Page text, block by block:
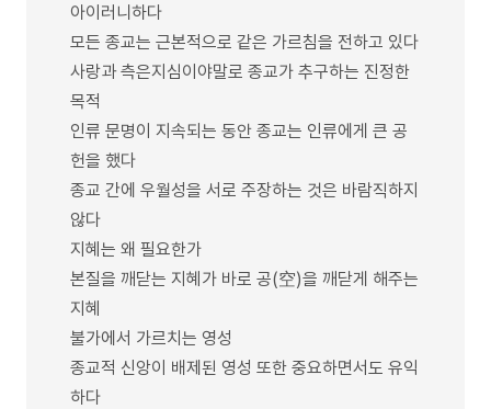
아이러니하다
모든 종교는 근본적으로 같은 가르침을 전하고 있다
사랑과 측은지심이야말로 종교가 추구하는 진정한
목적
인류 문명이 지속되는 동안 종교는 인류에게 큰 공
헌을 했다
종교 간에 우월성을 서로 주장하는 것은 바람직하지
않다
지혜는 왜 필요한가
본질을 깨닫는 지혜가 바로 공(空)을 깨닫게 해주는
지혜
불가에서 가르치는 영성
종교적 신앙이 배제된 영성 또한 중요하면서도 유익
하다